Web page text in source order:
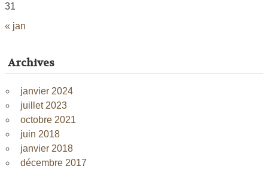
« jan
31
Archives
janvier 2024
juillet 2023
octobre 2021
juin 2018
janvier 2018
décembre 2017